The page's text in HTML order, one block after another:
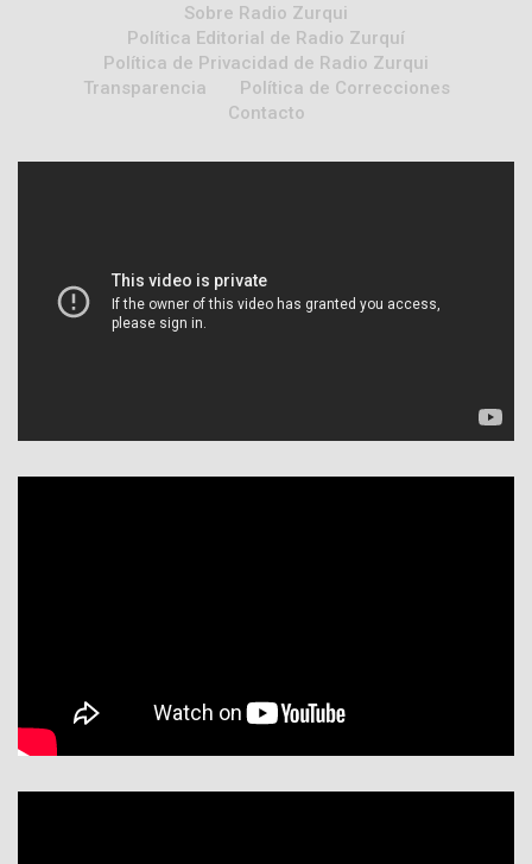
Sobre Radio Zurqui
Política Editorial de Radio Zurquí
Política de Privacidad de Radio Zurqui
Transparencia
Política de Correcciones
Contacto